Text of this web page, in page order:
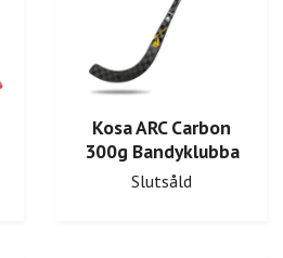
Kosa ARC Carbon
300g Bandyklubba
Slutsåld